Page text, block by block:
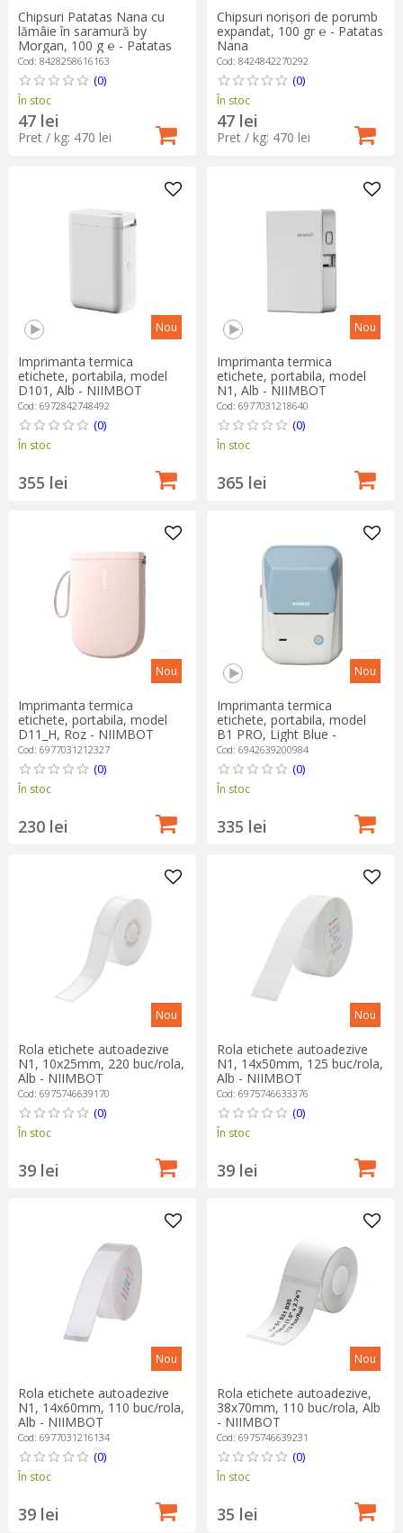
Chipsuri Patatas Nana cu
lămâie în saramură by
Morgan, 100 g ℮ - Patatas
Nana
Cod: 8428258616163
(0)
În stoc
47 lei
Pret / kg: 470 lei
Chipsuri norișori de porumb
expandat, 100 gr ℮ - Patatas
Nana
Cod: 8424842270292
(0)
În stoc
47 lei
Pret / kg: 470 lei
Nou
Imprimanta termica
etichete, portabila, model
D101, Alb - NIIMBOT
Cod: 6972842748492
(0)
În stoc
355 lei
Nou
Imprimanta termica
etichete, portabila, model
N1, Alb - NIIMBOT
Cod: 6977031218640
(0)
În stoc
365 lei
Nou
Imprimanta termica
etichete, portabila, model
D11_H, Roz - NIIMBOT
Cod: 6977031212327
(0)
În stoc
230 lei
Nou
Imprimanta termica
etichete, portabila, model
B1 PRO, Light Blue -
NIIMBOT
Cod: 6942639200984
(0)
În stoc
335 lei
Nou
Rola etichete autoadezive
N1, 10x25mm, 220 buc/rola,
Alb - NIIMBOT
Cod: 6975746639170
(0)
În stoc
39 lei
Nou
Rola etichete autoadezive
N1, 14x50mm, 125 buc/rola,
Alb - NIIMBOT
Cod: 6975746633376
(0)
În stoc
39 lei
Nou
Rola etichete autoadezive
N1, 14x60mm, 110 buc/rola,
Alb - NIIMBOT
Cod: 6977031216134
(0)
În stoc
39 lei
Nou
Rola etichete autoadezive,
38x70mm, 110 buc/rola, Alb
- NIIMBOT
Cod: 6975746639231
(0)
În stoc
35 lei